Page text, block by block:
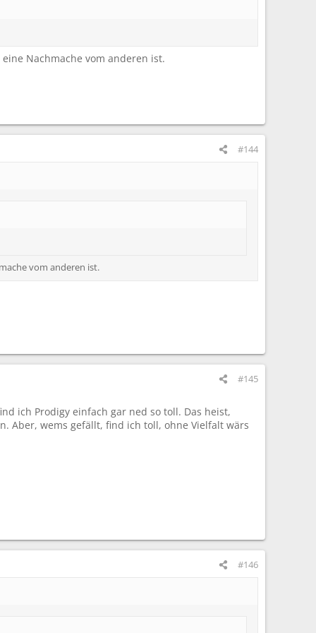
Nachmache vom anderen ist.
#144
vom anderen ist.
#145
ich Prodigy einfach gar ned so toll. Das heist,
Aber, wems gefällt, find ich toll, ohne Vielfalt wärs
#146